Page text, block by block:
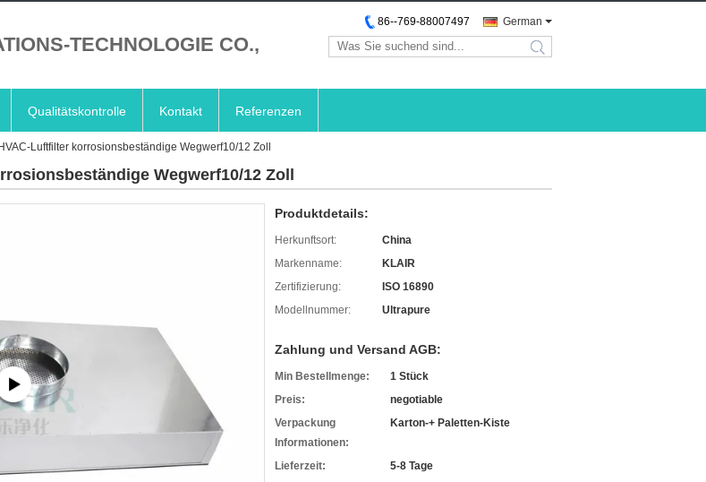
TECHNOLOGIE CO.,
German
86--769-88007497
search
Qualitätskontrolle Kontakt Referenzen
Luftfilter korrosionsbeständige Wegwerf10/12 Zoll
Wegwerf10/12 Zoll
Produktdetails:
Herkunftsort:
China
Markenname:
KLAIR
Zertifizierung:
ISO 16890
Modellnummer:
Ultrapure
Zahlung und Versand AGB:
Min Bestellmenge:
1 Stück
Preis:
negotiable
Verpackung
Informationen:
Karton-+ Paletten-Kiste
Lieferzeit:
5-8 Tage